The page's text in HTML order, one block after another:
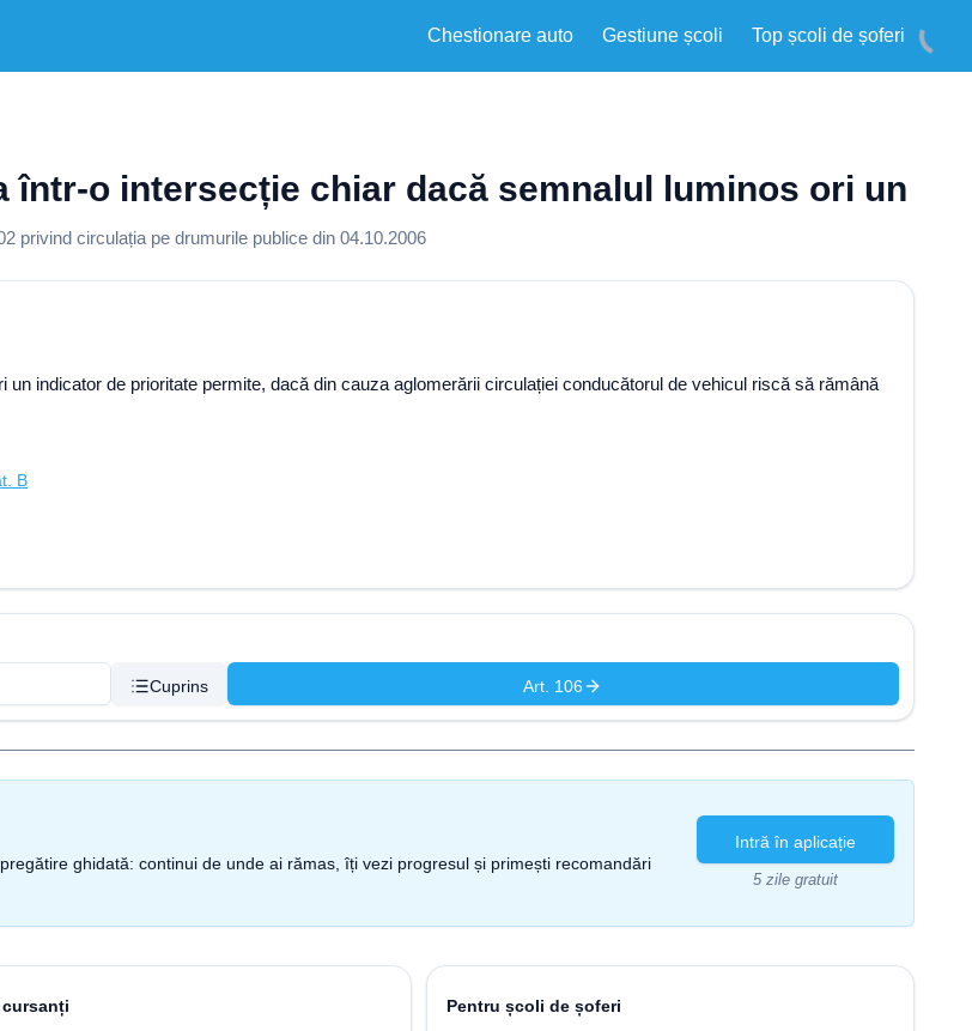
Chestionare auto Gestiune școli Top școli de șoferi
într-o intersecție chiar dacă semnalul luminos ori un
privind circulația pe drumurile publice din 04.10.2006
indicator de prioritate permite, dacă din cauza aglomerării circulației conducătorul de vehicul riscă să rămână
B
Cuprins Art. 106
ghidată: continui de unde ai rămas, îți vezi progresul și primești recomandări
Intră în aplicație
5 zile gratuit
Pentru școli de șoferi